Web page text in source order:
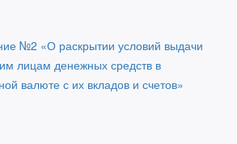
№2 «О раскрытии условий выдачи
лицам денежных средств в
валюте с их вкладов и счетов»